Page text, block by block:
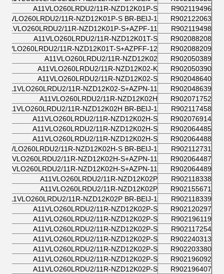
R902119496
A11VLO260LRDU2/11R-NZD12K01P-S
R902122063
11R-NZD12K01P-S BR-BEIJ-1
R902119498
A11VLO260LRDU2/11R-NZD12K01P-S+AZPF-11
R902088208
A11VLO260LRDU2/11R-NZD12K01T-S
R902088209
11R-NZD12K01T-S+AZPFF-12
R902050389
A11VLO260LRDU2/11R-NZD12K02
R902050390
A11VLO260LRDU2/11R-NZD12K02-K
R902048640
A11VLO260LRDU2/11R-NZD12K02-S
R902048639
A11VLO260LRDU2/11R-NZD12K02-S+AZPN-11
R902071752
A11VLO260LRDU2/11R-NZD12K02H
R902117458
A11VLO260LRDU2/11R-NZD12K02H BR-BEIJ-1
R902076914
A11VLO260LRDU2/11R-NZD12K02H-S
R902064485
A11VLO260LRDU2/11R-NZD12K02H-S
R902064488
A11VLO260LRDU2/11R-NZD12K02H-S
R902112731
11R-NZD12K02H-S BR-BEIJ-1
R902064487
A11VLO260LRDU2/11R-NZD12K02H-S+AZPN-11
R902064489
A11VLO260LRDU2/11R-NZD12K02H-S+AZPN-11
R902118338
A11VLO260LRDU2/11R-NZD12K02P
R902155671
A11VLO260LRDU2/11R-NZD12K02P
R902118339
A11VLO260LRDU2/11R-NZD12K02P BR-BEIJ-1
R902120297
A11VLO260LRDU2/11R-NZD12K02P-S
R902196119
A11VLO260LRDU2/11R-NZD12K02P-S
R902117254
A11VLO260LRDU2/11R-NZD12K02P-S
R902240313
A11VLO260LRDU2/11R-NZD12K02P-S
R902203380
A11VLO260LRDU2/11R-NZD12K02P-S
R902196092
A11VLO260LRDU2/11R-NZD12K02P-S
R902196407
A11VLO260LRDU2/11R-NZD12K02P-S